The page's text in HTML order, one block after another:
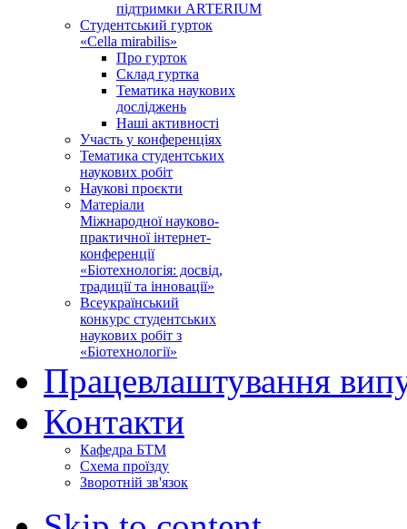
підтримки ARTERIUM
Студентський гурток
«Cella mirabilis»
Про гурток
Склад гуртка
Тематика наукових
досліджень
Наші активності
Участь у конференціях
Тематика студентських
наукових робіт
Наукові проєкти
Матеріали
Міжнародної науково-
практичної інтернет-
конференції
«Біотехнологія: досвід,
традиції та інновації»
Всеукраїнський
конкурс студентських
наукових робіт з
«Біотехнології»
Працевлаштування
Контакти
Кафедра БТМ
Схема проїзду
Зворотній зв'язок